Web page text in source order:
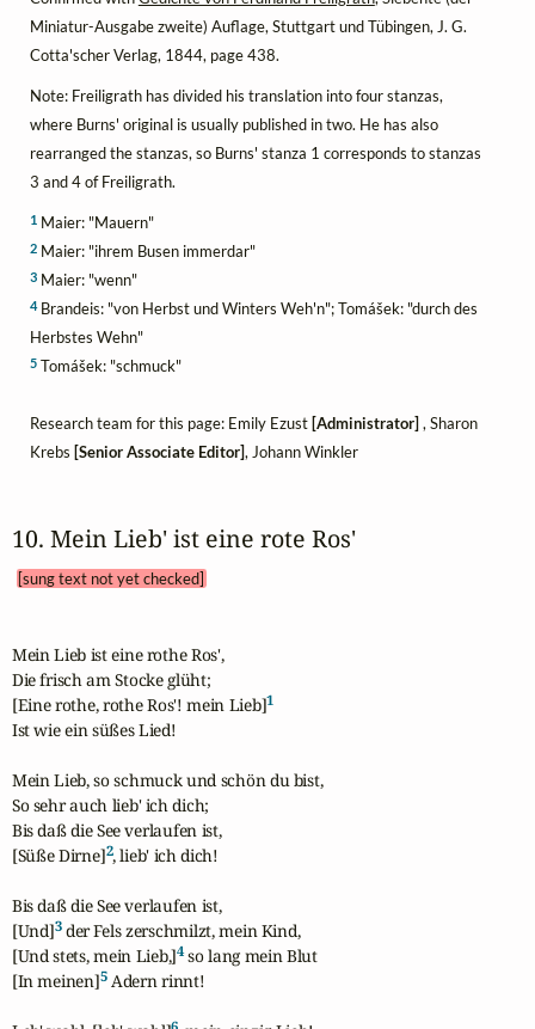
Miniatur-Ausgabe zweite) Auflage, Stuttgart und Tübingen, J. G.
Cotta'scher Verlag, 1844, page 438.
Note: Freiligrath has divided his translation into four stanzas,
where Burns' original is usually published in two. He has also
rearranged the stanzas, so Burns' stanza 1 corresponds to stanzas
3 and 4 of Freiligrath.
1Maier: "Mauern"
2Maier: "ihrem Busen immerdar"
3Maier: "wenn"
4Brandeis: "von Herbst und Winters Weh'n"; Tomášek: "durch des
Herbstes Wehn"
5Tomášek: "schmuck"
Research team for this page: Emily Ezust [Administrator] , Sharon
Krebs [Senior Associate Editor], Johann Winkler
10. Mein Lieb' ist eine rote Ros'
[sung text not yet checked]
Mein Lieb ist eine rothe Ros',
Die frisch am Stocke glüht;
[Eine rothe, rothe Ros'! mein Lieb]1
Ist wie ein süßes Lied!
Mein Lieb, so schmuck und schön du bist,
So sehr auch lieb' ich dich;
Bis daß die See verlaufen ist,
[Süße Dirne]2, lieb' ich dich!
Bis daß die See verlaufen ist,
[Und]3 der Fels zerschmilzt, mein Kind,
[Und stets, mein Lieb,]4 so lang mein Blut
[In meinen]5 Adern rinnt!